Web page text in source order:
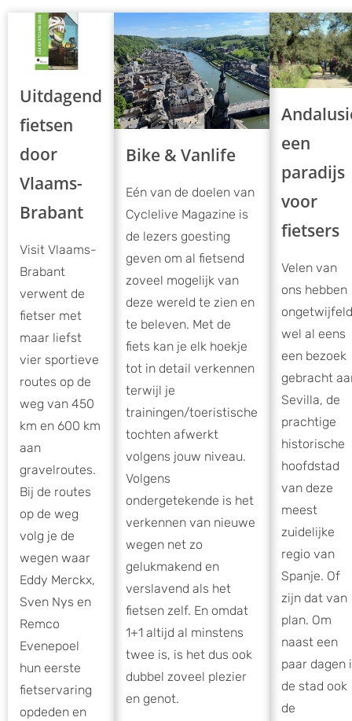
Uitdagend
fietsen
door
Vlaams-
Brabant
Visit Vlaams-
Brabant
verwent de
fietser met
maar liefst
vier sportieve
routes op de
weg van 450
km en 600 km
aan
gravelroutes.
Bij de routes
op de weg
volg je de
wegen waar
Eddy Merckx,
Sven Nys en
Remco
Evenepoel
hun eerste
fietservaring
opdeden en
Bike & Vanlife
Eén van de doelen van
Cyclelive Magazine is
de lezers goesting
geven om al fietsend
zoveel mogelijk van
deze wereld te zien en
te beleven. Met de
fiets kan je elk hoekje
tot in detail verkennen
terwijl je
trainingen/toeristische
tochten afwerkt
volgens jouw niveau.
Volgens
ondergetekende is het
verkennen van nieuwe
wegen net zo
gelukmakend en
verslavend als het
fietsen zelf. En omdat
1+1 altijd al minstens
twee is, is het dus ook
dubbel zoveel plezier
en genot.
een
paradijs
voor
fietsers
Velen van
ons hebben
ongetwijfeld
wel al eens
een bezoek
gebracht
Sevilla, de
prachtige
historische
hoofdstad
van deze
meest
zuidelijke
regio van
Spanje. Of
zijn dat van
plan. Om
naast een
paar dagen
de stad ook
de